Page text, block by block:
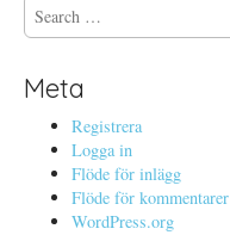
S
e
r
cMeta
Registrera
Logga in
Flöde för inlägg
Flöde för kommentarer
WordPress.org